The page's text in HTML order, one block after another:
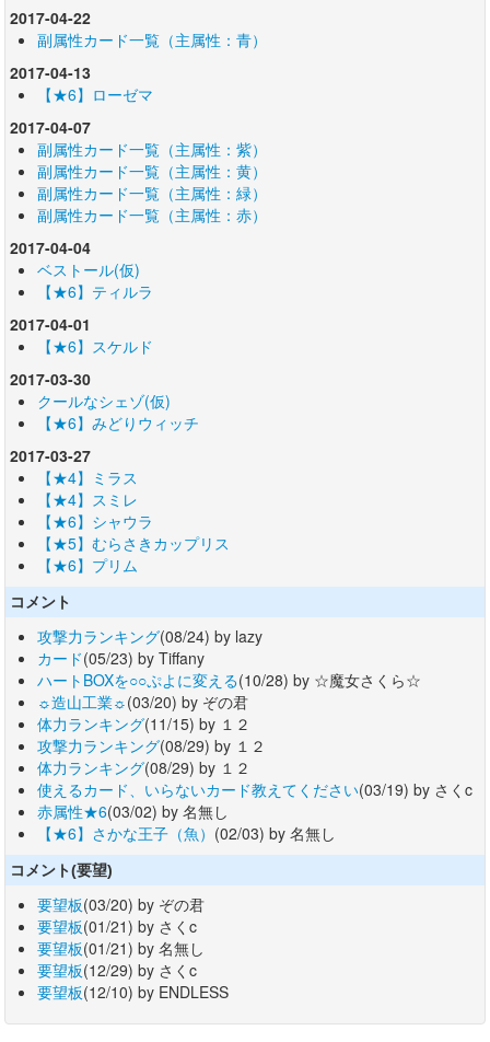
2017-04-22
副属性カード一覧（主属性：青）
2017-04-13
【★6】ローゼマ
2017-04-07
副属性カード一覧（主属性：紫）
副属性カード一覧（主属性：黄）
副属性カード一覧（主属性：緑）
副属性カード一覧（主属性：赤）
2017-04-04
ベストール(仮)
【★6】ティルラ
2017-04-01
【★6】スケルド
2017-03-30
クールなシェゾ(仮)
【★6】みどりウィッチ
2017-03-27
【★4】ミラス
【★4】スミレ
【★6】シャウラ
【★5】むらさきカップリス
【★6】プリム
コメント
攻撃力ランキング(08/24) by lazy
カード(05/23) by Tiffany
ハートBOXを○○ぷよに変える(10/28) by ☆魔女さくら☆
☼造山工業☼(03/20) by ぞの君
体力ランキング(11/15) by １２
攻撃力ランキング(08/29) by １２
体力ランキング(08/29) by １２
使えるカード、いらないカード教えてください(03/19) by さくc
赤属性★6(03/02) by 名無し
【★6】さかな王子（魚） (02/03) by 名無し
コメント(要望)
要望板(03/20) by ぞの君
要望板(01/21) by さくc
要望板(01/21) by 名無し
要望板(12/29) by さくc
要望板(12/10) by ENDLESS